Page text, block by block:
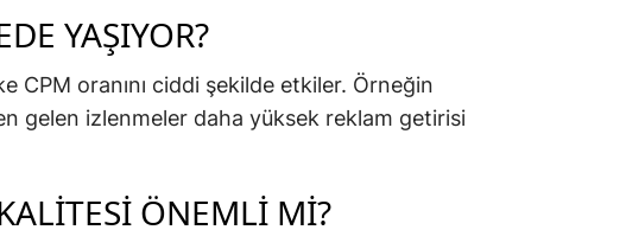
YAŞIYOR?
CPM oranını ciddi şekilde etkiler. Örneğin
gelen izlenmeler daha yüksek reklam getirisi
ÖNEMLI MI?